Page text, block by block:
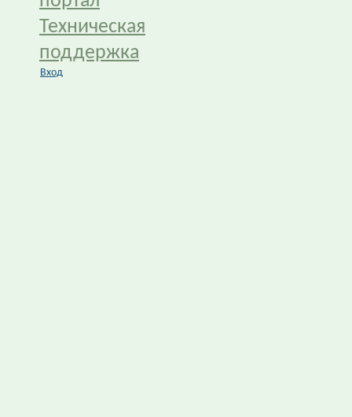
Техническая
поддержка
Вход